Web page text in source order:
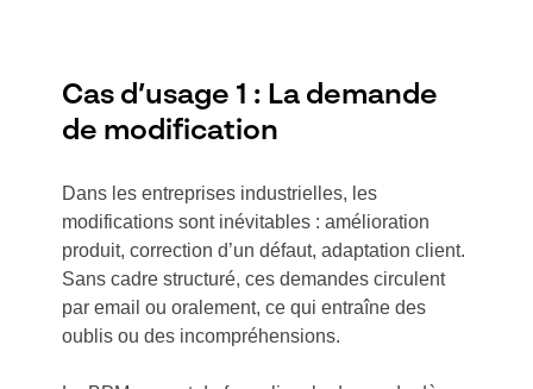
Cas d’usage 1 : La demande
de modification
Dans les entreprises industrielles, les
modifications sont inévitables : amélioration
produit, correction d’un défaut, adaptation client.
Sans cadre structuré, ces demandes circulent
par email ou oralement, ce qui entraîne des
oublis ou des incompréhensions.